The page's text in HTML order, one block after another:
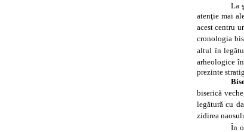
La
atenţie mai
acest centru
cronologia
altul în
arheologice
prezinte
biserică
legătură cu
zidirea
În